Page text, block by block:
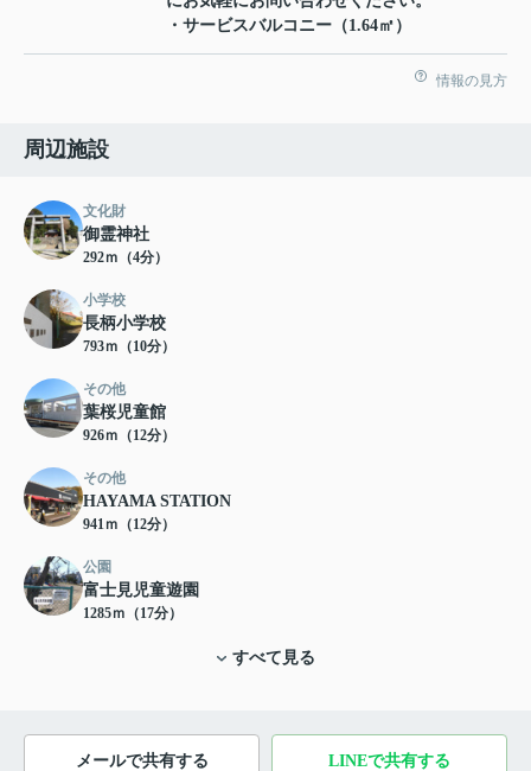
・サービスバルコニー（1.64㎡）
情報の見方
周辺施設
文化財
御霊神社
292ｍ（4分）
小学校
長柄小学校
793ｍ（10分）
その他
葉桜児童館
926ｍ（12分）
その他
HAYAMA STATION
941ｍ（12分）
公園
富士見児童遊園
1285ｍ（17分）
すべて見る
メールで共有する LINEで共有する